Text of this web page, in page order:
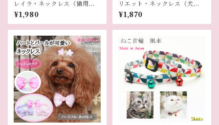
レイラ・ネックレス（猫用ネ
ックレス）
¥1,980
リエット・ネックレス（犬用
ネックレス）
¥1,870